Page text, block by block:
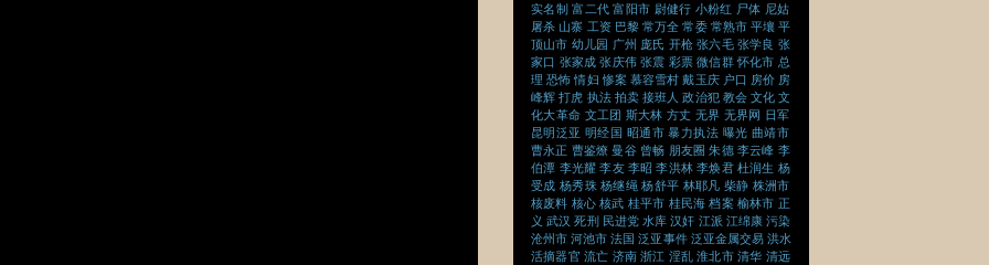
实名制 富二代 富阳市 尉健行 小粉红 尸体 尼姑
屠杀 山寨 工资 巴黎 常万全 常委 常熟市 平壤 平
顶山市 幼儿园 广州 庞氏 开枪 张六毛 张学良 张
家口 张家成 张庆伟 张震 彩票 微信群 怀化市 总
理 恐怖 情妇 惨案 慕容雪村 戴玉庆 户口 房价 房
峰辉 打虎 执法 拍卖 接班人 政治犯 教会 文化 文
化大革命 文工团 斯大林 方丈 无界 无界网 日军
昆明泛亚 明经国 昭通市 暴力执法 曝光 曲靖市
曹永正 曹鉴燎 曼谷 曾畅 朋友圈 朱德 李云峰 李
伯潭 李光耀 李友 李昭 李洪林 李焕君 杜润生 杨
受成 杨秀珠 杨继绳 杨舒平 林耶凡 柴静 株洲市
核废料 核心 核武 桂平市 桂民海 档案 榆林市 正
义 武汉 死刑 民进党 水库 汉奸 江派 江绵康 污染
沧州市 河池市 法国 泛亚事件 泛亚金属交易 洪水
活摘器官 流亡 济南 浙江 淫乱 淮北市 清华 清远